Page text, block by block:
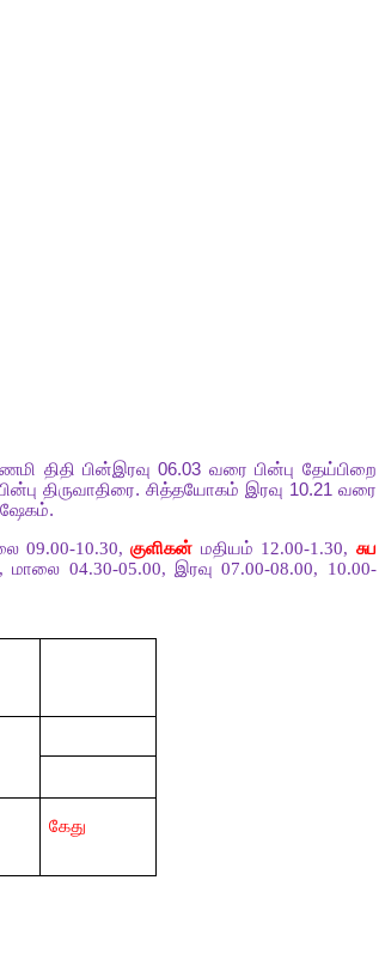
திதி பின்இரவு 06.03 வரை பின்பு தேய்பிறை
திருவாதிரை. சித்தயோகம் இரவு 10.21 வரை
.
09.00-10.30,குளிகன் மதியம் 12.00-1.30, சுப
04.30-05.00, இரவு 07.00-08.00, 10.00-
கேது